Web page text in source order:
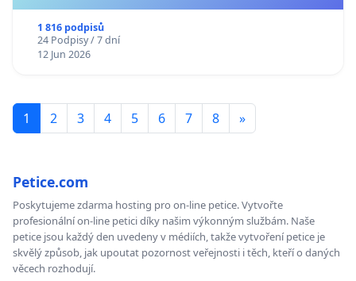
1 816 podpisů
24 Podpisy / 7 dní
12 Jun 2026
1 2 3 4 5 6 7 8 »
Petice.com
Poskytujeme zdarma hosting pro on-line petice. Vytvořte
profesionální on-line petici díky našim výkonným službám. Naše
petice jsou každý den uvedeny v médiích, takže vytvoření petice je
skvělý způsob, jak upoutat pozornost veřejnosti i těch, kteří o daných
věcech rozhodují.